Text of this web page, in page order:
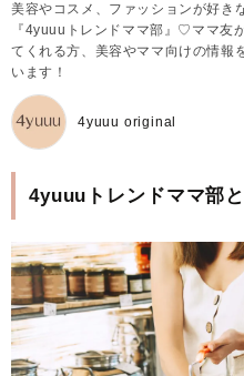
美容やコスメ、ファッションが好き
『4yuuuトレンドママ部』♡ママ友
てくれる方、美容やママ向けの情報
います！
4yuuu original
4yuuuトレンドママ部